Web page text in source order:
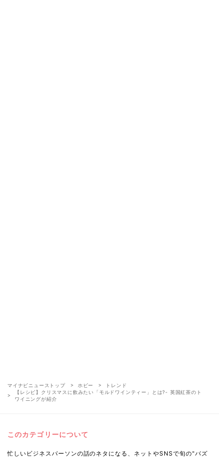
マイナビニューストップ ホビー
トレンド
【レシピ】クリスマスに飲みたい「モルドワインティー」とは?- 英国紅茶のト
ワイニングが紹介
このカテゴリーについて
忙しいビジネスパーソンの話のネタになる、ネットやSNSで旬の"バズ